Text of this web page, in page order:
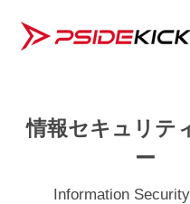
情報セキュリテ
ー
Information